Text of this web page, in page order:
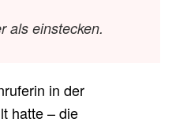
als einstecken.
in der
hatte – die